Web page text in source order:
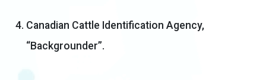
Canadian Cattle Identification Agency,
“Backgrounder”.